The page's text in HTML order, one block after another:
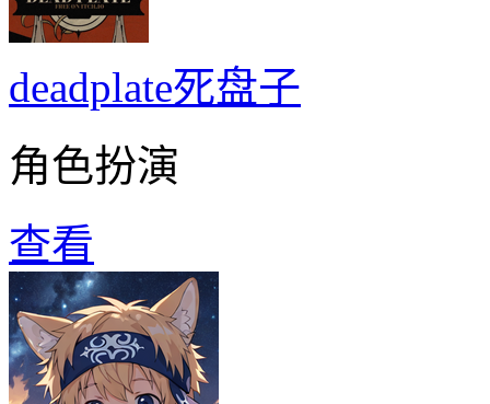
deadplate死盘子
角色扮演
查看